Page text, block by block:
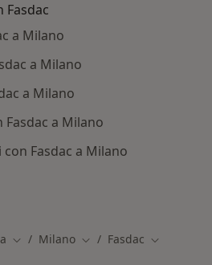
Fasdac
a Milano
a Milano
a Milano
a Milano
Fasdac a Milano
Cambia città
Milano Cambia città
Fasdac Cambia città